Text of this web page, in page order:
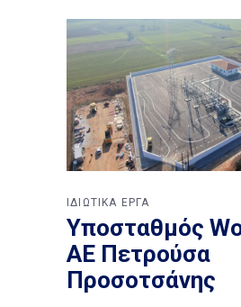
ΙΔΙΩΤΙΚΑ ΕΡΓΑ
Υποσταθμός
ΑΕ Πετρούσα
Προσοτσάνης